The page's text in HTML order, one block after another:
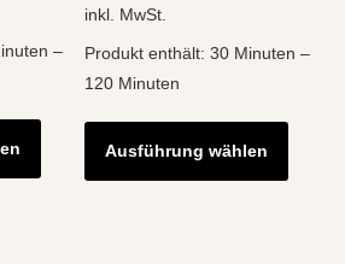
–
Dieses
Produkt
weist
inkl. MwSt.
Produkt enthält: 30 Minuten –
120 Minuten
Ausführung wählen
weist